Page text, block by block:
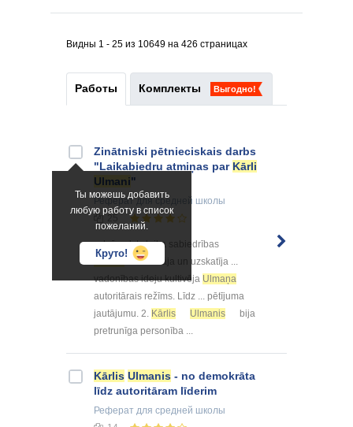
Видны 1 - 25 из 10649 на 426 страницах
Работы Комплекты Выгодно!
Ты можешь добавить
любую работу в список
пожеланий.
Круто!
Zinātniski pētnieciskais darbs
"Laikabiedru atmiņas par Kārli
Ulmani"
Рефератдля средней школы
... brīvvalsts laika sabiedrības
Ulmani
cildināja un uzskatīja ...
vadonības ideju kultivēja Ulmaņa
autoritārais režīms. Līdz ... pētījuma
jautājumu. 2. Kārlis Ulmanis
bija
pretrunīga personība ...
Kārlis Ulmanis - no demokrāta
līdz autoritāram līderim
Реферат для средней школы